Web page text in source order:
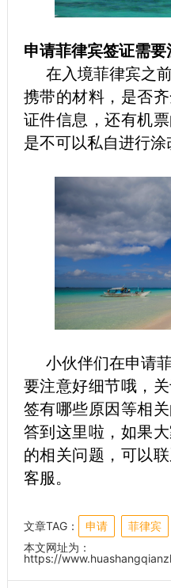
申请菲律宾签证需要
在入境菲律宾之
携带的材料，是否
证件信息，还有机
是不可以私自进行涂
小伙伴们在申请
要注意好细节哦，
签有哪些原因等相
答到这里啦，如果
的相关问题，可以
客服。
文章TAG： 申请 菲律宾
本文网址为：
https://